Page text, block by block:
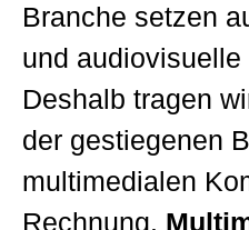
Branche setzen
und audiovisuelle
Deshalb tragen
der gestiegenen
multimedialen
Rechnung.